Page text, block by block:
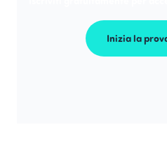
Inizia la